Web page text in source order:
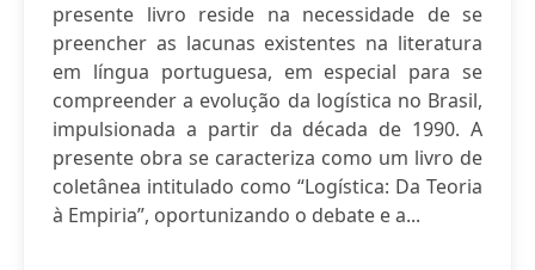
presente livro reside na necessidade de se
preencher as lacunas existentes na literatura
em língua portuguesa, em especial para se
compreender a evolução da logística no Brasil,
impulsionada a partir da década de 1990. A
presente obra se caracteriza como um livro de
coletânea intitulado como “Logística: Da Teoria
à Empiria”, oportunizando o debate e a...